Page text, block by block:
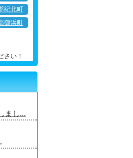
紀北町
御浜町
さい！
まし...